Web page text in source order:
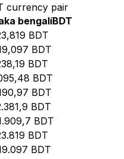
currency pair
bengalíBDT
BDT
BDT
BDT
BDT
BDT
BDT
BDT
BDT
BDT